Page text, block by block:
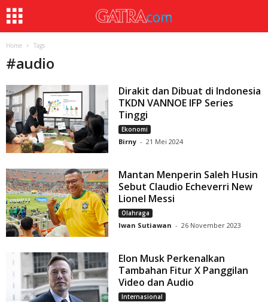
Home Tags
#audio
Dirakit dan Dibuat di Indonesia
TKDN VANNOE IFP Series
Tinggi
Ekonomi
Birny - 21 Mei 2024
Mantan Menperin Saleh Husin
Sebut Claudio Echeverri New
Lionel Messi
Olahraga
Iwan Sutiawan - 26 November 2023
Elon Musk Perkenalkan
Tambahan Fitur X Panggilan
Video dan Audio
Internasional